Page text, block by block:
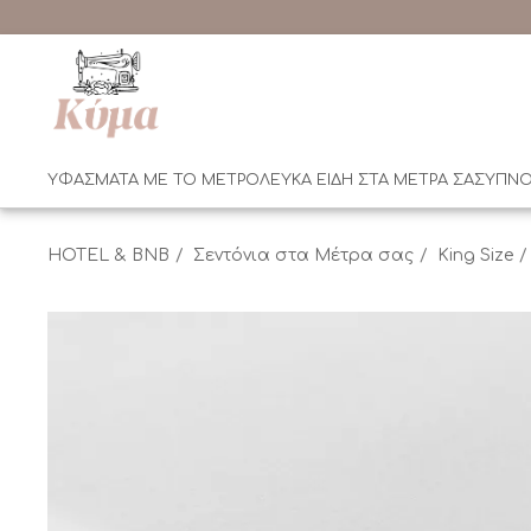
ΥΦΑΣΜΑΤΑ ΜΕ ΤΟ ΜΕΤΡΟΛΕΥΚΑ ΕΙΔΗ ΣΤΑ ΜΕΤΡΑ ΣΑΣ
HOTEL & BNB Σεντόνια στα Μέτρα σας King Size